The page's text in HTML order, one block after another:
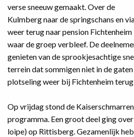
verse sneeuw gemaakt. Over de
Kulmberg naar de springschans en
weer terug naar pension Fichtenheim
waar de groep verbleef. De
genieten van de sprookjesachtige
terrein dat sommigen niet in de
plotseling weer bij Fichtenheim
Op vrijdag stond de
programma. Een groot deel ging
loipe) op Rittisberg. Gezamenlijk